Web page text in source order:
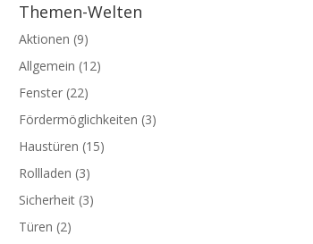
Themen-Welten
Aktionen (9)
Allgemein (12)
Fenster (22)
Fördermöglichkeiten (3)
Haustüren (15)
Rollladen (3)
Sicherheit (3)
Türen (2)